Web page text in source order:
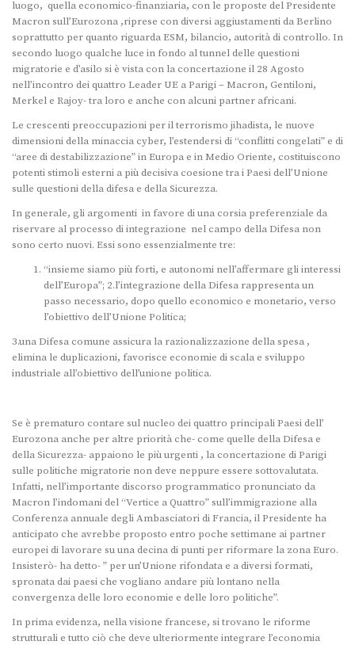
luogo, quella economico-finanziaria, con le proposte del Presidente
Macron sull’Eurozona ,riprese con diversi aggiustamenti da Berlino
soprattutto per quanto riguarda ESM, bilancio, autorità di controllo. In
secondo luogo qualche luce in fondo al tunnel delle questioni
migratorie e d’asilo si è vista con la concertazione il 28 Agosto
nell’incontro dei quattro Leader UE a Parigi – Macron, Gentiloni,
Merkel e Rajoy- tra loro e anche con alcuni partner africani.
Le crescenti preoccupazioni per il terrorismo jihadista, le nuove
dimensioni della minaccia cyber, l’estendersi di “conflitti congelati” e di
“aree di destabilizzazione” in Europa e in Medio Oriente, costituiscono
potenti stimoli esterni a più decisiva coesione tra i Paesi dell’Unione
sulle questioni della difesa e della Sicurezza.
In generale, gli argomenti in favore di una corsia preferenziale da
riservare al processo di integrazione nel campo della Difesa non
sono certo nuovi. Essi sono essenzialmente tre:
“insieme siamo più forti, e autonomi nell’affermare gli interessi
dell’Europa”; 2.l’integrazione della Difesa rappresenta un
passo necessario, dopo quello economico e monetario, verso
l’obiettivo dell’Unione Politica;
3.una Difesa comune assicura la razionalizzazione della spesa ,
elimina le duplicazioni, favorisce economie di scala e sviluppo
industriale all’obiettivo dell’unione politica.
Se è prematuro contare sul nucleo dei quattro principali Paesi dell’
Eurozona anche per altre priorità che- come quelle della Difesa e
della Sicurezza- appaiono le più urgenti , la concertazione di Parigi
sulle politiche migratorie non deve neppure essere sottovalutata.
Infatti, nell’importante discorso programmatico pronunciato da
Macron l’indomani del “Vertice a Quattro” sull’immigrazione alla
Conferenza annuale degli Ambasciatori di Francia, il Presidente ha
anticipato che avrebbe proposto entro poche settimane ai partner
europei di lavorare su una decina di punti per riformare la zona Euro.
Insisterò- ha detto- ” per un’Unione rifondata e a diversi formati,
spronata dai paesi che vogliano andare più lontano nella
convergenza delle loro economie e delle loro politiche”.
In prima evidenza, nella visione francese, si trovano le riforme
strutturali e tutto ciò che deve ulteriormente integrare l’economia